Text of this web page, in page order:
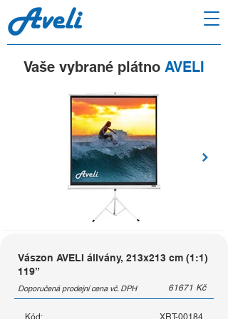
Vaše vybrané plátno AVELI
Vászon AVELI állvány, 213x213 cm (1:1)
119”
Doporučená prodejní cena vč. DPH 61671 Kč
Kód: XRT-00184